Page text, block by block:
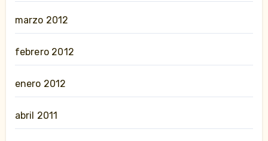
marzo 2012
febrero 2012
enero 2012
abril 2011